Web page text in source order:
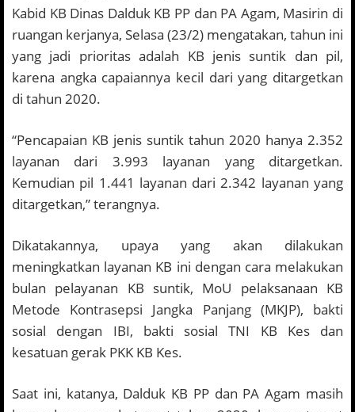
Kabid KB Dinas Dalduk KB PP dan PA Agam, Masirin di
ruangan kerjanya, Selasa (23/2) mengatakan, tahun ini
yang jadi prioritas adalah KB jenis suntik dan pil,
karena angka capaiannya kecil dari yang ditargetkan
di tahun 2020.
“Pencapaian KB jenis suntik tahun 2020 hanya 2.352
layanan dari 3.993 layanan yang ditargetkan.
Kemudian pil 1.441 layanan dari 2.342 layanan yang
ditargetkan,” terangnya.
Dikatakannya, upaya yang akan dilakukan
meningkatkan layanan KB ini dengan cara melakukan
bulan pelayanan KB suntik, MoU pelaksanaan KB
Metode Kontrasepsi Jangka Panjang (MKJP), bakti
sosial dengan IBI, bakti sosial TNI KB Kes dan
kesatuan gerak PKK KB Kes.
Saat ini, katanya, Dalduk KB PP dan PA Agam masih